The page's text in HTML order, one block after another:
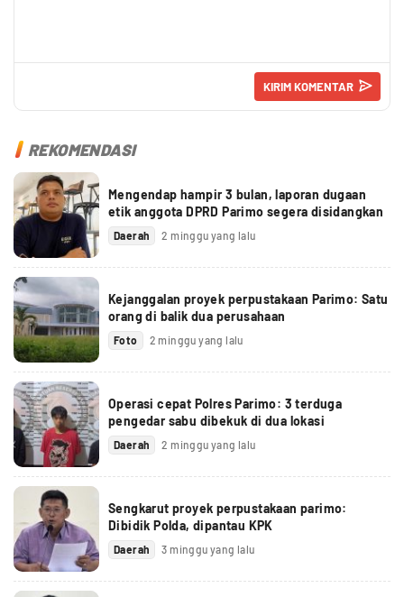
REKOMENDASI
Mengendap hampir 3 bulan, laporan dugaan
etik anggota DPRD Parimo segera disidangkan
Daerah 2 minggu yang lalu
Kejanggalan proyek perpustakaan Parimo: Satu
orang di balik dua perusahaan
Foto 2 minggu yang lalu
Operasi cepat Polres Parimo: 3 terduga
pengedar sabu dibekuk di dua lokasi
Daerah 2 minggu yang lalu
Sengkarut proyek perpustakaan parimo:
Dibidik Polda, dipantau KPK
Daerah 3 minggu yang lalu